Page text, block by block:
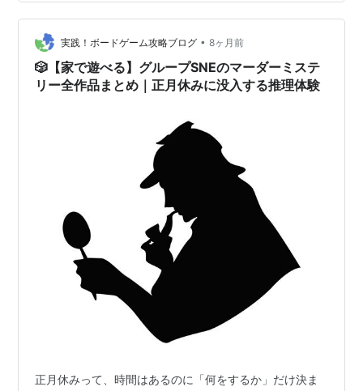
す。ポイントはシンプルで、ルール理解よりも“段取り”が
9割です。ここを押さえるだけで、体験の没入度が一段上
がります。 🎭 MYSTERY PARTY IN THE BOXとは？初心
者に向いている3つの理由 MYSTERY …
実践！ボードゲーム攻略ブログ • 8ヶ月前
🎲【家で遊べる】グループSNEのマーダーミステ
リー全作品まとめ｜正月休みに没入する推理体験
正月休みって、時間はあるのに「何をするか」だけ決ま